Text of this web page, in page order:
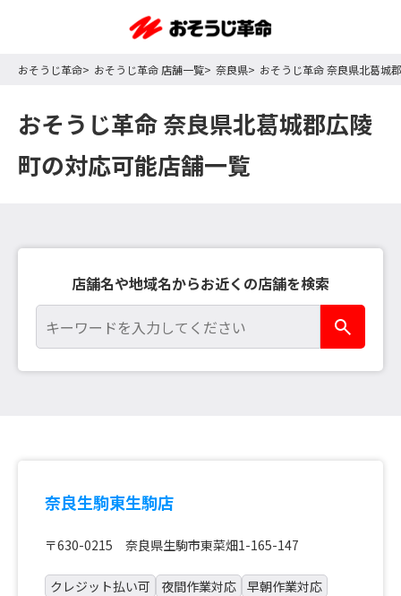
おそうじ革命 おそうじ革命 店舗一覧 奈良県 おそうじ革命 奈良県北葛城
おそうじ革命 奈良県北葛城郡広陵
町の対応可能店舗一覧
店舗名や地域名からお近くの店舗を検索
奈良生駒東生駒店
〒630-0215 奈良県生駒市東菜畑1-165-147
クレジット払い可 夜間作業対応 早朝作業対応